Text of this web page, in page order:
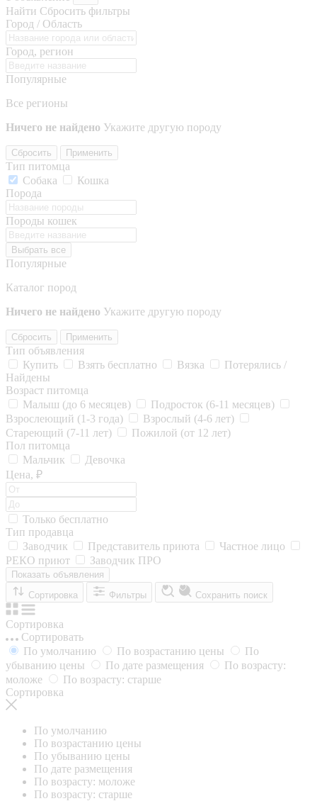
Найти Сбросить фильтры
Город / Область
Город, регион
Популярные
Все регионы
Ничего не найдено Укажите другую породу
Сбросить Применить
Тип питомца
Собака
Кошка
Порода
Породы кошек
Выбрать все
Популярные
Каталог пород
Ничего не найдено Укажите другую породу
Сбросить Применить
Тип объявления
Купить
Взять бесплатно Вязка
Потерялись /
Найдены
Возраст питомца
Малыш (до 6 месяцев)
Подросток (6-11 месяцев)
Взрослеющий (1-3 года)
Взрослый (4-6 лет)
Стареющий (7-11 лет)
Пожилой (от 12 лет)
Пол питомца
Мальчик
Девочка
Цена, ₽
Только бесплатно
Тип продавца
Заводчик
Представитель приюта
Частное лицо
РЕКО приют
Заводчик ПРО
Показать объявления
Сортировка
Фильтры Сохранить поиск
Сортировка
Сортировать
По умолчанию
По возрастанию цены
По
убыванию цены
По дате размещения
По возрасту:
моложе
По возрасту: старше
Сортировка
По умолчанию
По возрастанию цены
По убыванию цены
По дате размещения
По возрасту: моложе
По возрасту: старше